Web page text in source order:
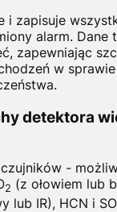
i zapisuje
alarm. Dane
zapewniając
w
detektora
-
2 (z ołowiem lub
lub IR), HCN i SO